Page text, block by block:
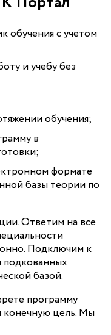
обучения с учетом
и учебу без
обучения;
в
формате
базы теории по
Ответим на все
Подключим к
подкованных
базой.
программу
конечную цель. Мы